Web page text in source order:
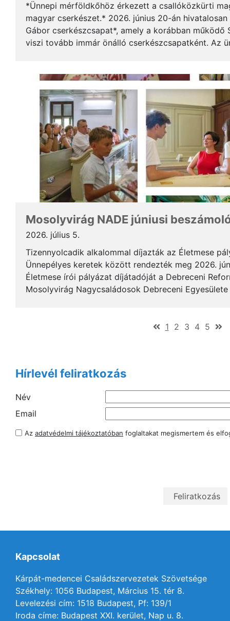
*Ünnepi mérföldkőhöz érkezett a csallóközkürti
magyar cserkészet.* 2026. június 20-án
Gábor cserkészcsapat*, amely a korábban működő
viszi tovább immár önálló cserkészcsapatként. Az
Mosolyvirág NADE júniusi
2026. július 5.
Tizennyolcadik alkalommal díjazták az Életmese
Ünnepélyes keretek között rendezték meg 2026.
Életmese írói pályázat díjátadóját a Debreceni
Mosolyvirág Nagycsaládosok Debreceni
1(current)
2 3 4 5
Hírlevél feliratkozás
Név
Email
Az adatvédelmi tájékoztatóban foglaltakat megismertem és
Kapcsolat
Kárpát-medencei Családszervezetek Szövetsége
Székhely: 1056 Budapest, Március 15. tér 8.
Levelezési cím: 1518 Budapest, Pf: 139/1
Iroda címe: Budapest XXI. kerület, Nap u. 8.